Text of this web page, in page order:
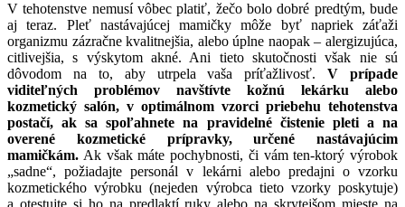
V tehotenstve nemusí vôbec platiť, žečo bolo dobré predtým, bude
aj teraz. Pleť nastávajúcej mamičky môže byť napriek záťaži
organizmu zázračne kvalitnejšia, alebo úplne naopak – alergizujúca,
citlivejšia, s výskytom akné. Ani tieto skutočnosti však nie sú
dôvodom na to, aby utrpela vaša príťažlivosť.V prípade
viditeľných problémov navštívte kožnú lekárku alebo
kozmetický salón, v optimálnom vzorci priebehu tehotenstva
postačí, ak sa spoľahnete na pravidelné čistenie pleti a na
overené kozmetické prípravky, určené nastávajúcim
mamičkám. Ak však máte pochybnosti, či vám ten-ktorý výrobok
„sadne“, požiadajte personál v lekárni alebo predajni o vzorku
kozmetického výrobku (nejeden výrobca tieto vzorky poskytuje)